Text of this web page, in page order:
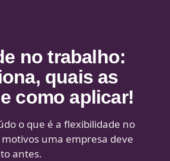
no trabalho:
quais as
como aplicar!
o que é a flexibilidade no
uma empresa deve
antes.